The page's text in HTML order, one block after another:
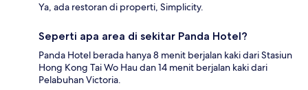
Ya, ada restoran di properti, Simplicity.
Seperti apa area di sekitar Panda Hotel?
Panda Hotel berada hanya 8 menit berjalan kaki dari Stasiun
Hong Kong Tai Wo Hau dan 14 menit berjalan kaki dari
Pelabuhan Victoria.